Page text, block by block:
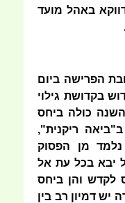
באהל מועד
הפרישה ביום
בקדושת גילוי
כולה ביחס
ריקנית",
נלמד מן הפסוק
יבא בכל עת אל
לקדש והן ביחס
יש דמיון רב בין